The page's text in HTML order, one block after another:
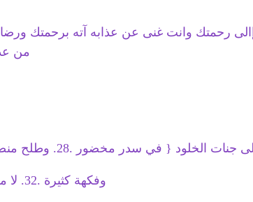
رحمتك وانت غنى عن عذابه آته برحمتك
من
وفكهة كثيرة .32. لا مقطوعة ولا ممنوعه .33. وفرش مرفوعه } ـ